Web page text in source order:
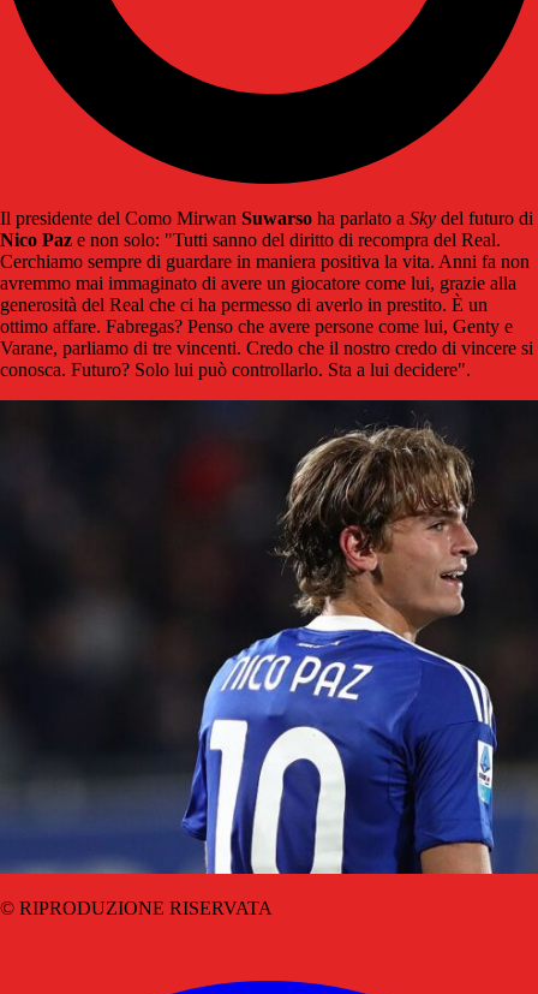
Il presidente del Como Mirwan Suwarso ha parlato a Sky del futuro di
Nico Paz e non solo: "Tutti sanno del diritto di recompra del Real.
Cerchiamo sempre di guardare in maniera positiva la vita. Anni fa non
avremmo mai immaginato di avere un giocatore come lui, grazie alla
generosità del Real che ci ha permesso di averlo in prestito. È un
ottimo affare. Fabregas? Penso che avere persone come lui, Genty e
Varane, parliamo di tre vincenti. Credo che il nostro credo di vincere si
conosca. Futuro? Solo lui può controllarlo. Sta a lui decidere".
© RIPRODUZIONE RISERVATA